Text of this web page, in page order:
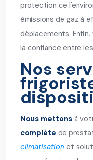
protection de
émissions de gaz à
déplacements.
la confiance entre
Nos
Nous mettons à
complète de
climatisation et